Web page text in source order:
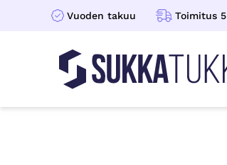
Vuoden takuu Toimitus
Sukkatukku